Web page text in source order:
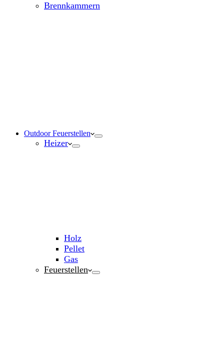
Brennkammern
Outdoor Feuerstellen
Heizer
Holz
Pellet
Gas
Feuerstellen